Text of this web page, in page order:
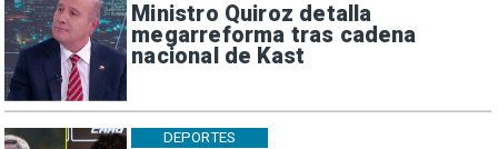
Ministro Quiroz detalla
megarreforma tras cadena
nacional de Kast
DEPORTES